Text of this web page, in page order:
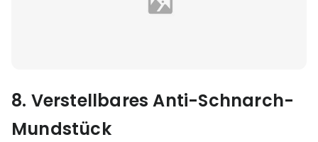
8. Verstellbares Anti-Schnarch-
Mundstück